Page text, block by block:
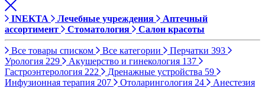
INEKTA Лечебные учреждения
Аптечный
ассортимент
Стоматология Салон красоты
Все товары списком Все категории Перчатки 393
Урология 229 Акушерство и гинекология 137
Гастроэнтерология 222 Дренажные устройства 59
Инфузионная терапия 207 Отоларингология 24
Анестезия